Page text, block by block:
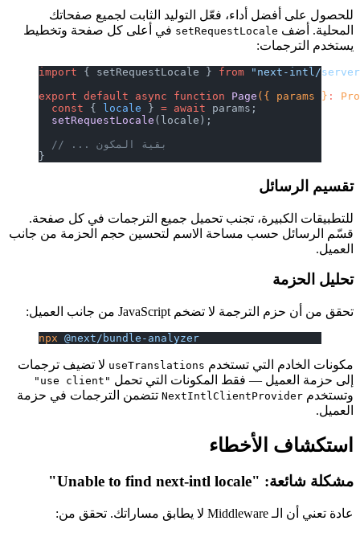
للحصول على أفضل أداء، فعّل التوليد الثابت لجميع صفحاتك
المحلية. أضف setRequestLocaleفي أعلى كل صفحة وتخطيط
يستخدم الترجمات:
import { setRequestLocale } from
"next-intl/
export default async function Page ({ params }
  const
{ locale } await params;
  setRequestLocale
(locale);
  // ... بقية المكون
تقسيم الرسائل
للتطبيقات الكبيرة، تجنب تحميل جميع الترجمات في كل صفحة.
قسّم الرسائل حسب مساحة الاسم لتحسين حجم الحزمة من جانب
العميل.
تحليل الحزمة
تحقق من أن حزم الترجمة لا تضخم JavaScript من جانب العميل:
npx @next/bundle-analyzer
مكونات الخادم التي تستخدمuseTranslationsلا تضيف ترجمات
إلى حزمة العميل — فقط المكونات التي تحمل "use client"
وتستخدمNextIntlClientProviderتتضمن الترجمات في حزمة
العميل.
استكشاف الأخطاء
مشكلة شائعة: "Unable to find next-intl locale"
عادة تعني أن الـ Middleware لا يطابق مساراتك. تحقق من: